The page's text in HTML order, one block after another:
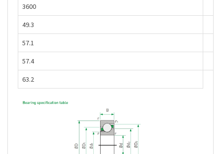
3600
49.3
57.1
57.4
63.2